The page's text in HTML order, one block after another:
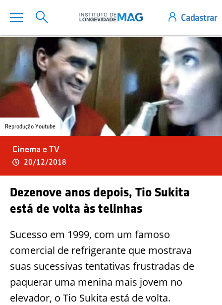
Reprodução Youtube
Cinema e TV
20/12/2018
Dezenove anos depois, Tio Sukita
está de volta às telinhas
Sucesso em 1999, com um famoso
comercial de refrigerante que mostrava
suas sucessivas tentativas frustradas de
paquerar uma menina mais jovem no
elevador, o Tio Sukita está de volta.